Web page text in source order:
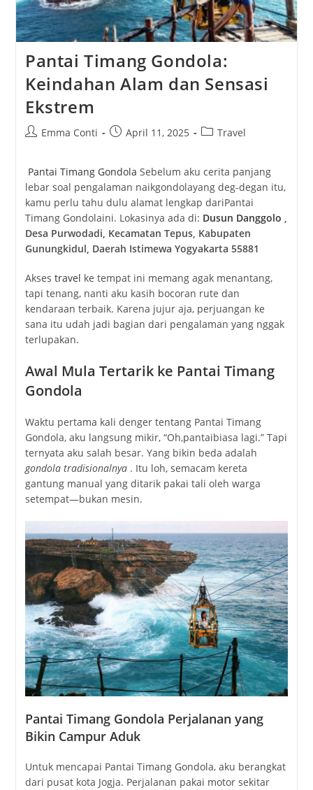
Pantai Timang Gondola:
Keindahan Alam dan Sensasi
Ekstrem
PostEmma Conti
PostApril 11, 2025
PostTravel
Pantai Timang Gondola Sebelum aku cerita panjang
lebar soal pengalaman naikgondolayang deg-degan itu,
kamu perlu tahu dulu alamat lengkap dariPantai
Timang Gondolaini. Lokasinya ada di: Dusun Danggolo ,
Desa Purwodadi, Kecamatan Tepus, Kabupaten
Gunungkidul, Daerah Istimewa Yogyakarta 55881
Akses travel ke tempat ini memang agak menantang,
tapi tenang, nanti aku kasih bocoran rute dan
kendaraan terbaik. Karena jujur ​​aja, perjuangan ke
sana itu udah jadi bagian dari pengalaman yang nggak
terlupakan.
Awal Mula Tertarik ke Pantai Timang
Gondola
Waktu pertama kali denger tentang Pantai Timang
Gondola, aku langsung mikir, “Oh,pantaibiasa lagi.” Tapi
ternyata aku salah besar. Yang bikin beda adalah
gondola tradisionalnya. Itu loh, semacam kereta
gantung manual yang ditarik pakai tali oleh warga
setempat—bukan mesin.
Pantai Timang Gondola Perjalanan yang
Bikin Campur Aduk
Untuk mencapai Pantai Timang Gondola, aku berangkat
dari pusat kota Jogja. Perjalanan pakai motor sekitar